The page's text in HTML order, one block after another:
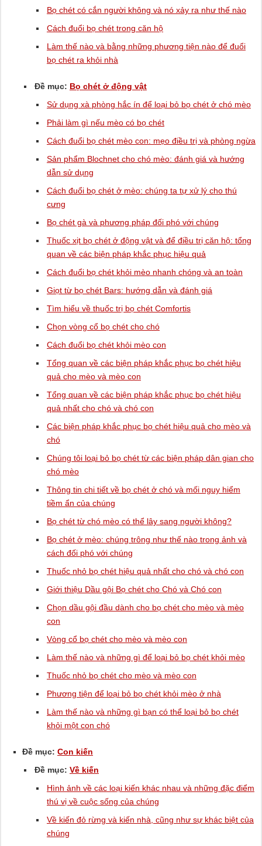
Bọ chét có cắn người không và nó xảy ra như thế nào
Cách đuổi bọ chét trong căn hộ
Làm thế nào và bằng những phương tiện nào để đuổi
bọ chét ra khỏi nhà
Đề mục: Bọ chét ở động vật
Sử dụng xà phòng hắc ín để loại bỏ bọ chét ở chó mèo
Phải làm gì nếu mèo có bọ chét
Cách đuổi bọ chét mèo con: mẹo điều trị và phòng ngừa
Sản phẩm Blochnet cho chó mèo: đánh giá và hướng
dẫn sử dụng
Cách đuổi bọ chét ở mèo: chúng ta tự xử lý cho thú
cưng
Bọ chét gà và phương pháp đối phó với chúng
Thuốc xịt bọ chét ở động vật và để điều trị căn hộ: tổng
quan về các biện pháp khắc phục hiệu quả
Cách đuổi bọ chét khỏi mèo nhanh chóng và an toàn
Giọt từ bọ chét Bars: hướng dẫn và đánh giá
Tìm hiểu về thuốc trị bọ chét Comfortis
Chọn vòng cổ bọ chét cho chó
Cách đuổi bọ chét khỏi mèo con
Tổng quan về các biện pháp khắc phục bọ chét hiệu
quả cho mèo và mèo con
Tổng quan về các biện pháp khắc phục bọ chét hiệu
quả nhất cho chó và chó con
Các biện pháp khắc phục bọ chét hiệu quả cho mèo và
chó
Chúng tôi loại bỏ bọ chét từ các biện pháp dân gian cho
chó mèo
Thông tin chi tiết về bọ chét ở chó và mối nguy hiểm
tiềm ẩn của chúng
Bọ chét từ chó mèo có thể lây sang người không?
Bọ chét ở mèo: chúng trông như thế nào trong ảnh và
cách đối phó với chúng
Thuốc nhỏ bọ chét hiệu quả nhất cho chó và chó con
Giới thiệu Dầu gội Bọ chét cho Chó và Chó con
Chọn dầu gội đầu dành cho bọ chét cho mèo và mèo
con
Vòng cổ bọ chét cho mèo và mèo con
Làm thế nào và những gì để loại bỏ bọ chét khỏi mèo
Thuốc nhỏ bọ chét cho mèo và mèo con
Phương tiện để loại bỏ bọ chét khỏi mèo ở nhà
Làm thế nào và những gì bạn có thể loại bỏ bọ chét
khỏi một con chó
Đề mục: Con kiến
Đề mục: Về kiến
Hình ảnh về các loại kiến ​​khác nhau và những đặc điểm
thú vị về cuộc sống của chúng
Về kiến ​​đỏ rừng và kiến ​​nhà, cũng như sự khác biệt của
chúng